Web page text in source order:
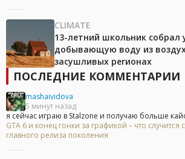
CLIMATE
13-летний школьник собрал
добывающую воду из
засушливых регионах
ПОСЛЕДНИЕ КОММЕНТАРИИ
mashaividova
5 минут назад
я сейчас играю в Stalzone и получаю больше
GTA 6 и конец гонки за графикой – что случится
главного релиза поколения